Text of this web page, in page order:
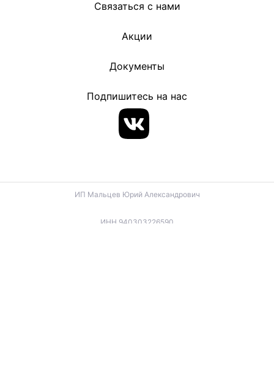
Связаться с нами
Акции
Документы
Подпишитесь на нас
ИП Мальцев Юрий Александрович
ИНН 940303226590